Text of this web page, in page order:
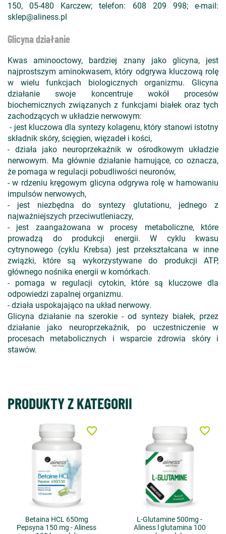
150, 05-480 Karczew; telefon: 608 209 998; e-mail:
sklep@aliness.pl
Glicyna działanie
Kwas aminooctowy, bardziej znany jako glicyna, jest
najprostszym aminokwasem, który odgrywa kluczową rolę
w wielu funkcjach biologicznych organizmu. Glicyna
działanie swoje koncentruje wokół procesów
biochemicznych związanych z funkcjami białek oraz tych
zachodzących w układzie nerwowym:
- jest kluczowa dla syntezy kolagenu, który stanowi istotny
składnik skóry, ścięgien, więzadeł i kości,
- działa jako neuroprzekaźnik w ośrodkowym układzie
nerwowym. Ma głównie działanie hamujące, co oznacza,
że pomaga w regulacji pobudliwości neuronów,
- w rdzeniu kręgowym glicyna odgrywa rolę w hamowaniu
impulsów nerwowych,
- jest niezbędna do syntezy glutationu, jednego z
najważniejszych przeciwutleniaczy,
- jest zaangażowana w procesy metaboliczne, które
prowadzą do produkcji energii. W cyklu kwasu
cytrynowego (cyklu Krebsa) jest przekształcana w inne
związki, które są wykorzystywane do produkcji ATP,
głównego nośnika energii w komórkach.
- pomaga w regulacji cytokin, które są kluczowe dla
odpowiedzi zapalnej organizmu.
- działa uspokajająco na układ nerwowy.
Glicyna działanie na szerokie - od syntezy białek, przez
działanie jako neuroprzekaźnik, po uczestniczenie w
procesach metabolicznych i wsparcie zdrowia skóry i
stawów.
PRODUKTY Z KATEGORII
Betaina HCL 650mg
Pepsyna 150 mg - Aliness
favorite_border
L-Glutamine 500mg -
Aliness l glutamina 100
favorite_border